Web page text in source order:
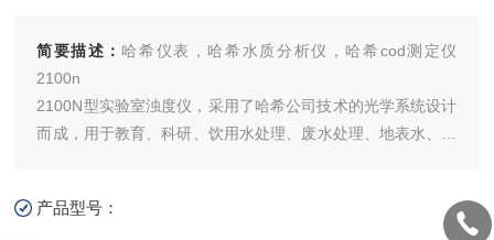
简要描述： 哈希仪表，哈希水质分析仪，哈希cod测定仪
2100n
2100N型实验室浊度仪，采用了哈希公司技术的光学系统设计
而成，用于教育、科研、饮用水处理、废水处理、地表水、地
产品型号：